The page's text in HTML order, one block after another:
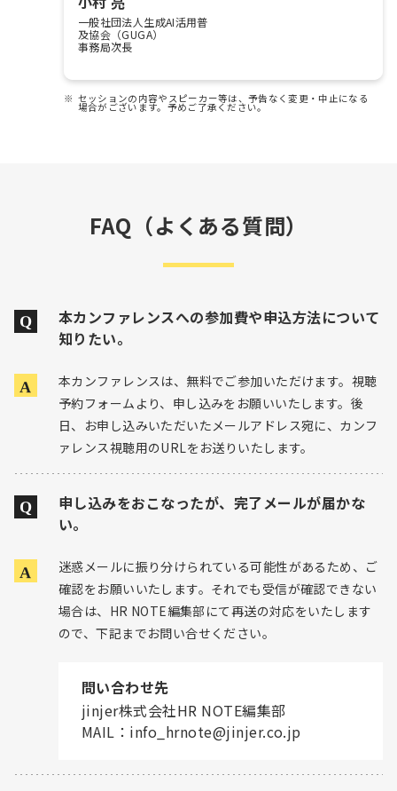
一般社団法人生成AI活用普
及協会（GUGA）
事務局次長
セッションの内容やスピーカー等は、予告なく変更・中止になる
場合がございます。予めご了承ください。
FAQ（よくある質問）
本カンファレンスへの参加費や申込方法について
知りたい。
本カンファレンスは、無料でご参加いただけます。視聴
予約フォームより、申し込みをお願いいたします。後
日、お申し込みいただいたメールアドレス宛に、カンフ
ァレンス視聴用のURLをお送りいたします。
申し込みをおこなったが、完了メールが届かな
い。
迷惑メールに振り分けられている可能性があるため、ご
確認をお願いいたします。それでも受信が確認できない
場合は、HR NOTE編集部にて再送の対応をいたします
ので、下記までお問い合せください。
問い合わせ先
jinjer株式会社HR NOTE編集部
MAIL： info_hrnote@jinjer.co.jp